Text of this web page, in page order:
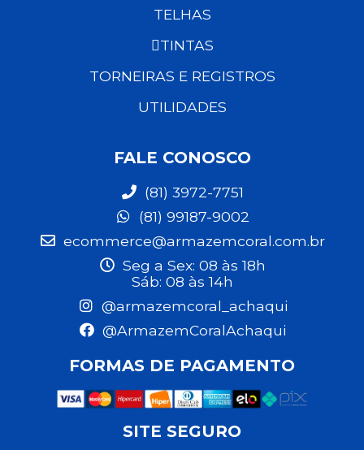
TELHAS
TINTAS
TORNEIRAS E REGISTROS
UTILIDADES
FALE CONOSCO
(81) 3972-7751
(81) 99187-9002
ecommerce@armazemcoral.com.br
Seg a Sex: 08 às 18h
Sáb: 08 às 14h
@armazemcoral_achaqui
@ArmazemCoralAchaqui
FORMAS DE PAGAMENTO
SITE SEGURO